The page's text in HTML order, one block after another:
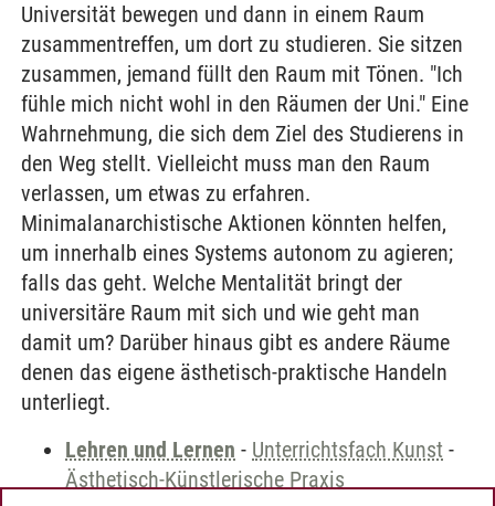
Universität bewegen und dann in einem Raum
zusammentreffen, um dort zu studieren. Sie sitzen
zusammen, jemand füllt den Raum mit Tönen. "Ich
fühle mich nicht wohl in den Räumen der Uni." Eine
Wahrnehmung, die sich dem Ziel des Studierens in
den Weg stellt. Vielleicht muss man den Raum
verlassen, um etwas zu erfahren.
Minimalanarchistische Aktionen könnten helfen,
um innerhalb eines Systems autonom zu agieren;
falls das geht. Welche Mentalität bringt der
universitäre Raum mit sich und wie geht man
damit um? Darüber hinaus gibt es andere Räume
denen das eigene ästhetisch-praktische Handeln
unterliegt.
Lehren und Lernen - Unterrichtsfach Kunst -
Ästhetisch-Künstlerische Praxis